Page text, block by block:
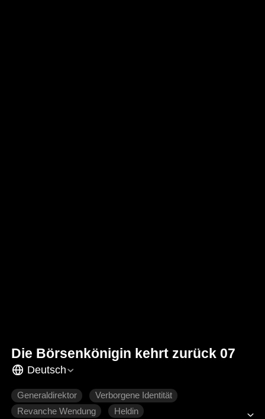
Die Börsenkönigin kehrt zurück 07
Deutsch
Generaldirektor
Verborgene Identität
Revanche Wendung
Heldin